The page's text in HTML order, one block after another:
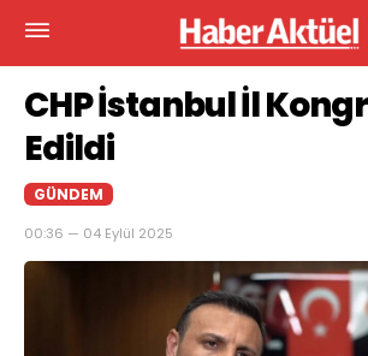
CHP İstanbul İl
Edildi
GÜNDEM
00:36 — 04 Eylül 2025